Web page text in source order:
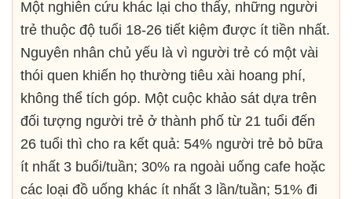
Một nghiên cứu khác lại cho thấy, những người
trẻ thuộc độ tuổi 18-26 tiết kiệm được ít tiền nhất.
Nguyên nhân chủ yếu là vì người trẻ có một vài
thói quen khiến họ thường tiêu xài hoang phí,
không thể tích góp. Một cuộc khảo sát dựa trên
đối tượng người trẻ ở thành phố từ 21 tuổi đến
26 tuổi thì cho ra kết quả: 54% người trẻ bỏ bữa
ít nhất 3 buổi/tuần; 30% ra ngoài uống cafe hoặc
các loại đồ uống khác ít nhất 3 lần/tuần; 51% đi